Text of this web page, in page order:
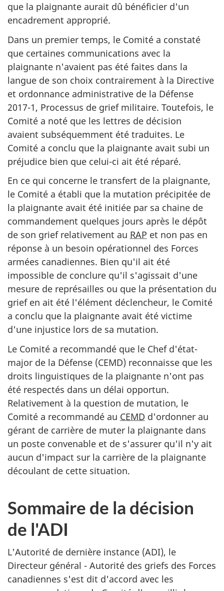
que la plaignante aurait dû bénéficier d'un
encadrement approprié.
Dans un premier temps, le Comité a constaté
que certaines communications avec la
plaignante n'avaient pas été faites dans la
langue de son choix contrairement à la Directive
et ordonnance administrative de la Défense
2017-1, Processus de grief militaire. Toutefois, le
Comité a noté que les lettres de décision
avaient subséquemment été traduites. Le
Comité a conclu que la plaignante avait subi un
préjudice bien que celui-ci ait été réparé.
En ce qui concerne le transfert de la plaignante,
le Comité a établi que la mutation précipitée de
la plaignante avait été initiée par sa chaine de
commandement quelques jours après le dépôt
de son grief relativement au RAP et non pas en
réponse à un besoin opérationnel des Forces
armées canadiennes. Bien qu'il ait été
impossible de conclure qu'il s'agissait d'une
mesure de représailles ou que la présentation du
grief en ait été l'élément déclencheur, le Comité
a conclu que la plaignante avait été victime
d'une injustice lors de sa mutation.
Le Comité a recommandé que le Chef d'état-
major de la Défense (CEMD) reconnaisse que les
droits linguistiques de la plaignante n'ont pas
été respectés dans un délai opportun.
Relativement à la question de mutation, le
Comité a recommandé au CEMD d'ordonner au
gérant de carrière de muter la plaignante dans
un poste convenable et de s'assurer qu'il n'y ait
aucun d'impact sur la carrière de la plaignante
découlant de cette situation.
Sommaire de la décision
de l'ADI
L'Autorité de dernière instance (ADI), le
Directeur général - Autorité des griefs des Forces
canadiennes s'est dit d'accord avec les